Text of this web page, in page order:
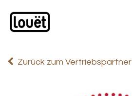
Zurück zum Vertriebspartner